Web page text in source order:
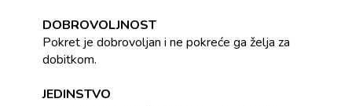
DOBROVOLJNOST
Pokret je dobrovoljan i ne pokreće ga želja za
dobitkom.
JEDINSTVO